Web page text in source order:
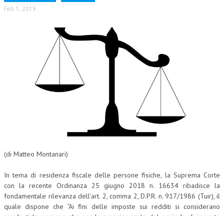
Feb 1, 2019
(di Matteo Montanari)
In tema di residenza fiscale delle persone fisiche, la Suprema Corte
con la recente Ordinanza 25 giugno 2018 n. 16634 ribadisce la
fondamentale rilevanza dell’art. 2, comma 2, D.P.R. n. 917/1986 (Tuir), il
quale dispone che “Ai fini delle imposte sui redditi si considerano